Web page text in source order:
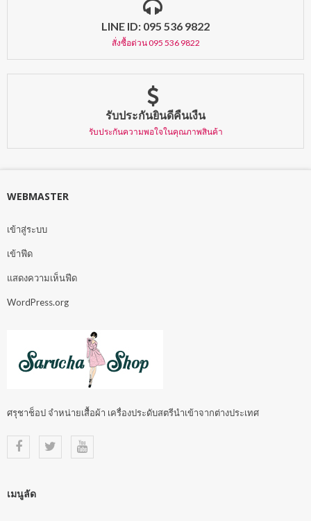
LINE ID: 095 536 9822
สั่งซื้อด่วน 095 536 9822
รับประกันยินดีคืนเงืน
รับประกันความพอใจในคุณภาพสินค้า
WEBMASTER
เข้าสู่ระบบ
เข้าฟีด
แสดงความเห็นฟีด
WordPress.org
ศรุชาช็อป จำหน่ายเสื้อผ้า เครื่องประดับสตรีนำเข้าจากต่างประเทศ
เมนูลัด